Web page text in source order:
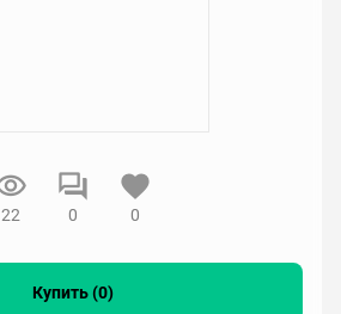
22 0 0
Купить (0)